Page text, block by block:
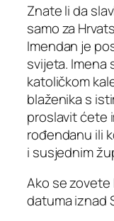
Znate li da
samo za
Imendan je
svijeta. Imena
katoličkom
blaženika s
proslavit ćete
rođendanu ili
i susjednim
Ako se zovete
datuma iznad